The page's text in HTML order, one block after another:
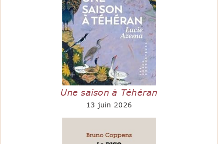
Une saison à Téhéran
13 juin 2026